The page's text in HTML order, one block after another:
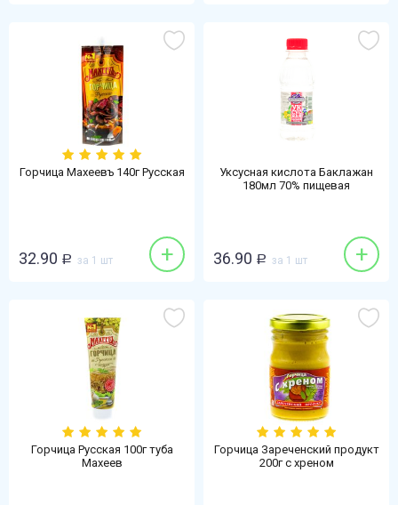
Горчица Махеевъ 140г Русская
32.90 Р за 1 шт +
Уксусная кислота Баклажан
180мл 70% пищевая
36.90 Р за 1 шт +
Горчица Русская 100г туба
Махеев
Горчица Зареченский продукт
200г с хреном